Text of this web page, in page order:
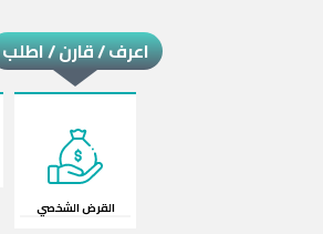
اعرف / قارن / اطلب
التمويل العقاري